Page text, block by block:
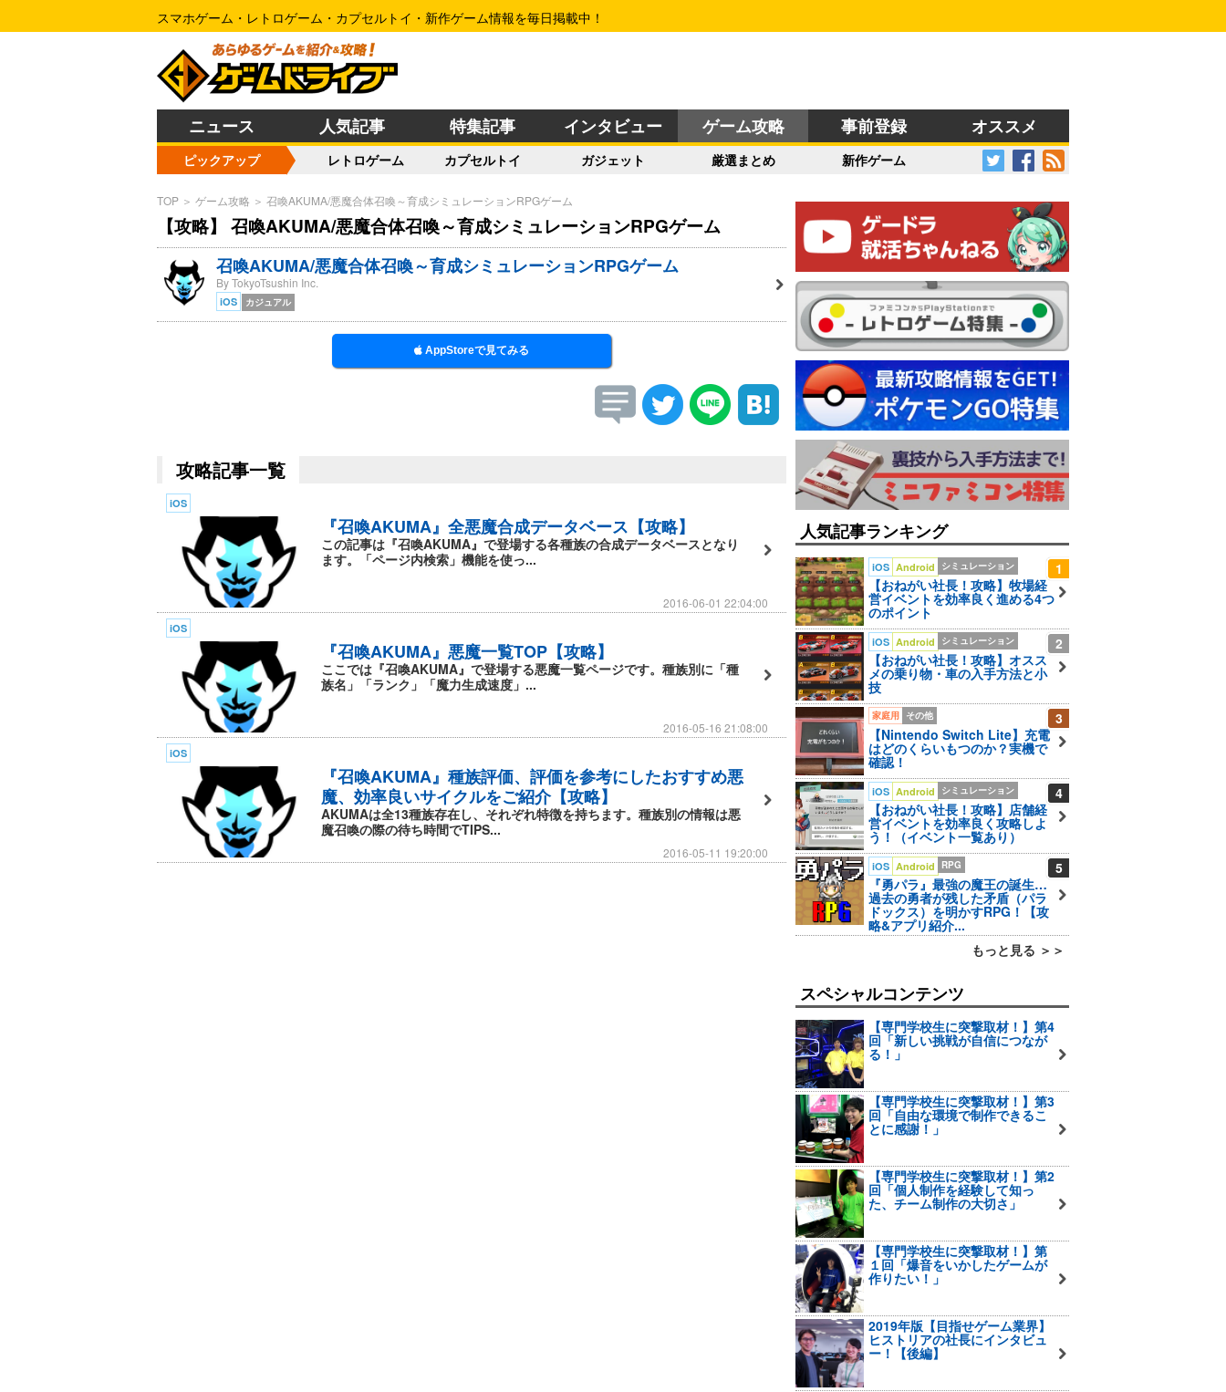
スマホゲーム・レトロゲーム・カプセルトイ・新作ゲーム情報を毎日掲載中！
ニュース 人気記事 特集記事 インタビュー ゲーム攻略 事前登録 オススメ
ピックアップ レトロゲーム カプセルトイ ガジェット 厳選まとめ 新作ゲーム
TOP ＞ ゲーム攻略 ＞ 召喚AKUMA/悪魔合体召喚～育成シミュレーションRPGゲーム
【攻略】 召喚AKUMA/悪魔合体召喚～育成シミュレーションRPGゲーム
召喚AKUMA/悪魔合体召喚～育成シミュレーションRPGゲーム
By TokyoTsushin Inc.
iOS カジュアル
AppStoreで見てみる
攻略記事一覧
iOS
『召喚AKUMA』全悪魔合成データベース【攻略】
この記事は『召喚AKUMA』で登場する各種族の合成データベースとなり
ます。「ページ内検索」機能を使っ...
2016-06-01 22:04:00
iOS
『召喚AKUMA』悪魔一覧TOP【攻略】
ここでは『召喚AKUMA』で登場する悪魔一覧ページです。種族別に「種
族名」「ランク」「魔力生成速度」...
2016-05-16 21:08:00
iOS
『召喚AKUMA』種族評価、評価を参考にしたおすすめ悪
魔、効率良いサイクルをご紹介【攻略】
AKUMAは全13種族存在し、それぞれ特徴を持ちます。種族別の情報は悪
魔召喚の際の待ち時間でTIPS...
2016-05-11 19:20:00
人気記事ランキング
1
iOS Android シミュレーション
【おねがい社長！攻略】牧場経
営イベントを効率良く進める4つ
のポイント
2
iOS Android シミュレーション
【おねがい社長！攻略】オスス
メの乗り物・車の入手方法と小
技
3
家庭用 その他
【Nintendo Switch Lite】充電
はどのくらいもつのか？実機で
確認！
4
iOS Android シミュレーション
【おねがい社長！攻略】店舗経
営イベントを効率良く攻略しよ
う！（イベント一覧あり）
5
iOS Android RPG
『勇パラ』最強の魔王の誕生…
過去の勇者が残した矛盾（パラ
ドックス）を明かすRPG！【攻
略&アプリ紹介...
もっと見る ＞＞
スペシャルコンテンツ
【専門学校生に突撃取材！】第4
回「新しい挑戦が自信につなが
る！」
【専門学校生に突撃取材！】第3
回「自由な環境で制作できるこ
とに感謝！」
【専門学校生に突撃取材！】第2
回「個人制作を経験して知っ
た、チーム制作の大切さ」
【専門学校生に突撃取材！】第
１回「爆音をいかしたゲームが
作りたい！」
2019年版【目指せゲーム業界】
ヒストリアの社長にインタビュ
ー！【後編】